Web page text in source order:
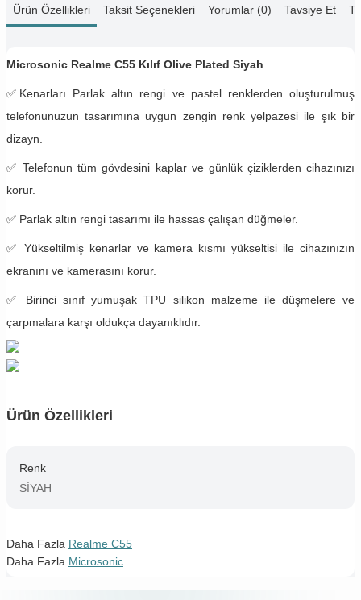
Ürün Özellikleri Taksit Seçenekleri Yorumlar (0) Tavsiye Et
Microsonic Realme C55 Kılıf Olive Plated Siyah
✅ Kenarları Parlak altın rengi ve pastel renklerden oluşturulmuş
telefonunuzun tasarımına uygun zengin renk yelpazesi ile şık bir
dizayn.
✅Telefonun tüm gövdesini kaplar ve günlük çiziklerden cihazınızı
korur.
✅ Parlak altın rengi tasarımı ile hassas çalışan düğmeler.
✅ Yükseltilmiş kenarlar ve kamera kısmı yükseltisi ile cihazınızın
ekranını ve kamerasını korur.
✅ Birinci sınıf yumuşak TPU silikon malzeme ile düşmelere ve
çarpmalara karşı oldukça dayanıklıdır.
Ürün Özellikleri
Renk
SİYAH
Daha Fazla Realme C55
Daha Fazla Microsonic